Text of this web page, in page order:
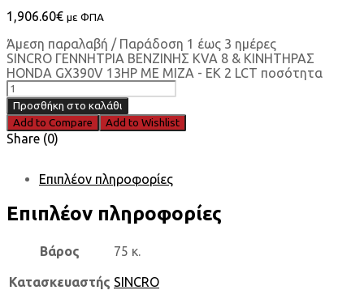
1,906.60€ με ΦΠΑ
Άμεση παραλαβή / Παράδοση 1 έως 3 ημέρες
SINCRO ΓΕΝΝΗΤΡΙΑ ΒΕΝΖΙΝΗΣ KVA 8 & ΚΙΝΗΤΗΡΑΣ
HONDA GX390V 13HP ΜΕ ΜΙΖΑ - EK 2 LCT ποσότητα
Προσθήκη στο καλάθι
Add to Compare
Add to Wishlist
Share (0)
Επιπλέον πληροφορίες
Επιπλέον πληροφορίες
Βάρος 75 κ.
Κατασκευαστής SINCRO